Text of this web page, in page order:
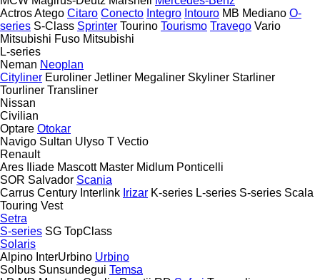
ActrosAtego Citaro Conecto Integro Intouro MB Mediano O-
series S-Class Sprinter Tourino Tourismo Travego Vario
Mitsubishi Fuso Mitsubishi
L-series
Neman Neoplan
Cityliner Euroliner Jetliner Megaliner Skyliner Starliner
Tourliner Transliner
Nissan
Civilian
Optare Otokar
Navigo Sultan Ulyso T Vectio
Renault
Ares
Iliade Mascott Master Midlum Ponticelli
SOR Salvador Scania
Carrus Century Interlink Irizar K-series L-series S-series Scala
Touring Vest
Setra
S-series SG TopClass
Solaris
Alpino InterUrbino Urbino
Solbus Sunsundegui Temsa